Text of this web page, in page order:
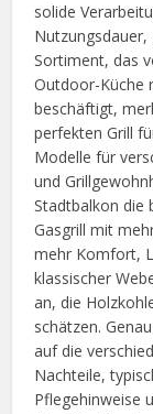
solide
Sortiment, das
Outdoor-Küche
beschäftigt,
perfekten Grill
Modelle für
und
Stadtbalkon die
Gasgrill mit
mehr Komfort,
klassischer
an, die
schätzen.
auf die
Nachteile,
Pflegehinweise